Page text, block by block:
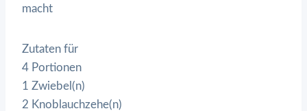
macht
Zutaten für
4 Portionen
1 Zwiebel(n)
2 Knoblauchzehe(n)